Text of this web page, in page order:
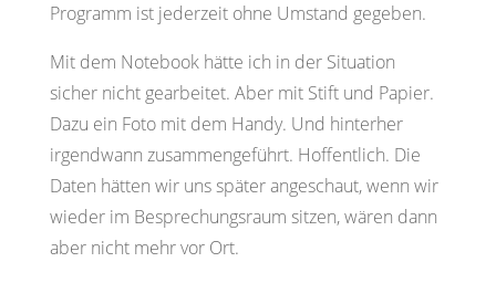
Programm ist jederzeit ohne Umstand gegeben.
Mit dem Notebook hätte ich in der Situation
sicher nicht gearbeitet. Aber mit Stift und Papier.
Dazu ein Foto mit dem Handy. Und hinterher
irgendwann zusammengeführt. Hoffentlich. Die
Daten hätten wir uns später angeschaut, wenn wir
wieder im Besprechungsraum sitzen, wären dann
aber nicht mehr vor Ort.